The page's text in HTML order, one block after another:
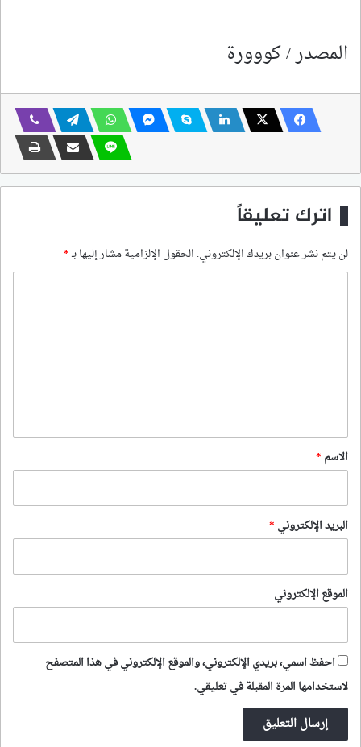
المصدر / كووورة
اترك تعليقاً
لن يتم نشر عنوان بريدك الإلكتروني. الحقول الإلزامية مشار إليها بـ*
*
الاسم *
البريد الإلكتروني *
الموقع الإلكتروني
احفظ اسمي، بريدي الإلكتروني، والموقع الإلكتروني في هذا المتصفح
لاستخدامها المرة المقبلة في تعليقي.